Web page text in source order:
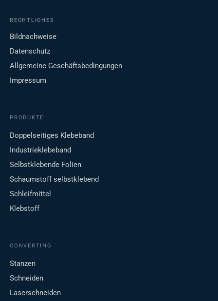
RECHTLICHES
Bildnachweise
Datenschutz
Allgemeine Geschäftsbedingungen
Impressum
PRODUKTE
Doppelseitiges Klebeband
Industrieklebeband
Selbstklebende Folien
Schaumstoff selbstklebend
Schleifmittel
Klebstoff
CONVERTING
Stanzen
Schneiden
Laserschneiden